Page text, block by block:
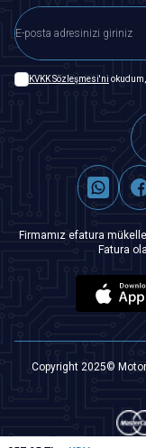
KVKK Sözleşmesi'ni
Firmamız efatura
Fatura
Copyright 2025©